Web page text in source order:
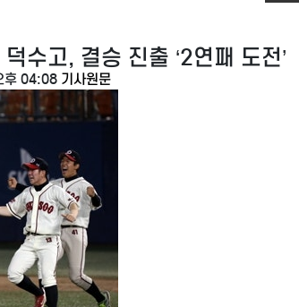
수고, 결승 진출 ‘2연패 도전’
후 04:08 기사원문